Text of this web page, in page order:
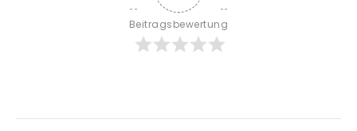
Beitragsbewertung